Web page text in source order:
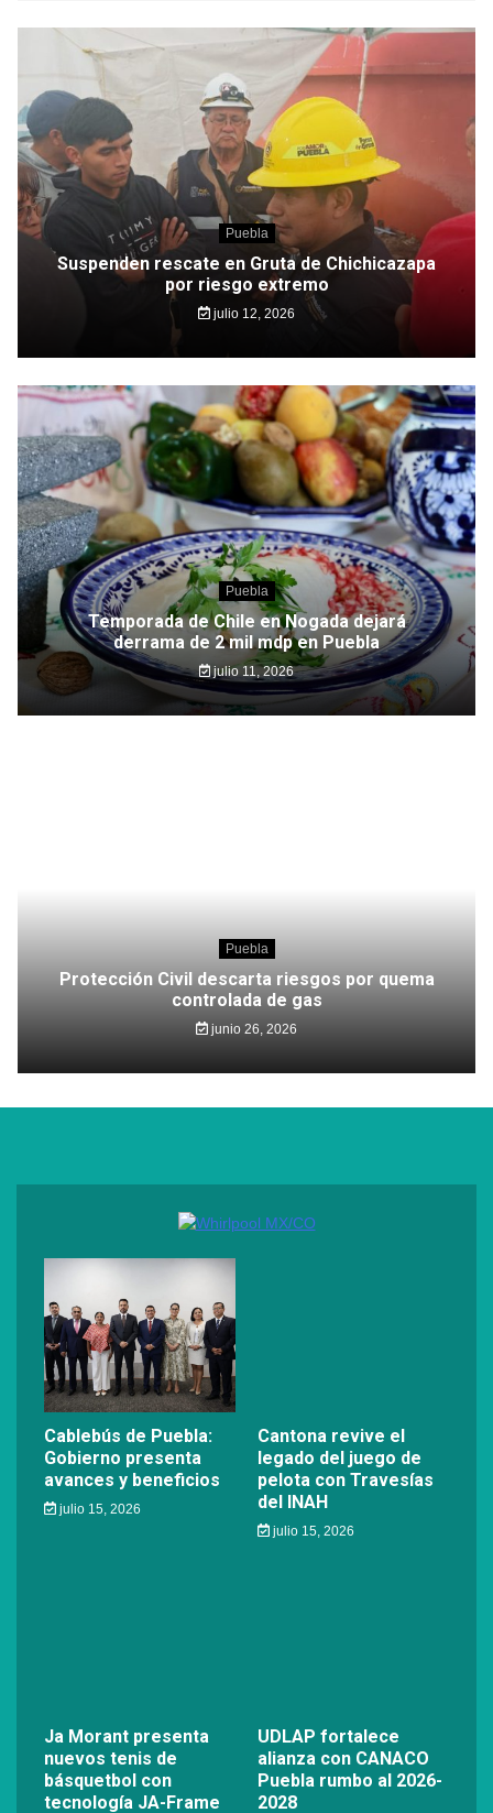
Puebla
Suspenden rescate en Gruta de Chichicazapa
por riesgo extremo
julio 12, 2026
Puebla
Temporada de Chile en Nogada dejará
derrama de 2 mil mdp en Puebla
julio 11, 2026
Puebla
Protección Civil descarta riesgos por quema
controlada de gas
junio 26, 2026
Cablebús de Puebla:
Gobierno presenta
avances y beneficios
julio 15, 2026
Cantona revive el
legado del juego de
pelota con Travesías
del INAH
julio 15, 2026
Ja Morant presenta
nuevos tenis de
básquetbol con
tecnología JA-Frame
UDLAP fortalece
alianza con CANACO
Puebla rumbo al 2026-
2028